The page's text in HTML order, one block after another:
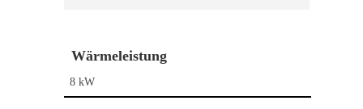
Wärmeleistung
8 kW